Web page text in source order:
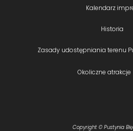
Kalendarz
Historia
Zasady udostępniania terenu
Okoliczne atrakcje
Copyright © Pustynia